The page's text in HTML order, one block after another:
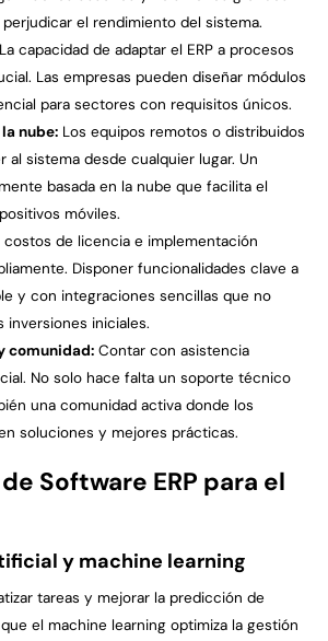
el rendimiento del sistema.
La capacidad de adaptar el ERP a procesos
Las empresas pueden diseñar módulos
para sectores con requisitos únicos.
nube: Los equipos remotos o distribuidos
al sistema desde cualquier lugar. Un
basada en la nube que facilita el
móviles.
costos de licencia e implementación
Disponer funcionalidades clave a
y con integraciones sencillas que no
inversiones iniciales.
comunidad: Contar con asistencia
No solo hace falta un soporte técnico
una comunidad activa donde los
soluciones y mejores prácticas.
Software ERP para el
y machine learning
tareas y mejorar la predicción de
el machine learning optimiza la gestión